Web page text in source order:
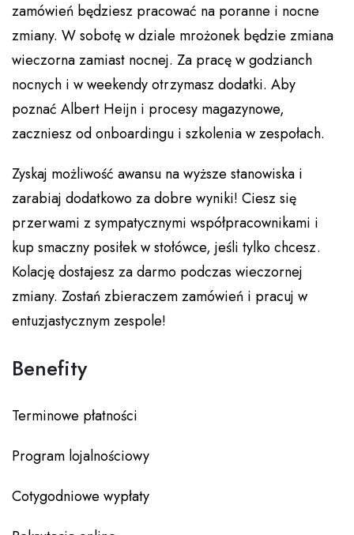
zamówień będziesz pracować na poranne i nocne
zmiany. W sobotę w dziale mrożonek będzie zmiana
wieczorna zamiast nocnej. Za pracę w godzianch
nocnych i w weekendy otrzymasz dodatki. Aby
poznać Albert Heijn i procesy magazynowe,
zaczniesz od onboardingu i szkolenia w zespołach.
Zyskaj możliwość awansu na wyższe stanowiska i
zarabiaj dodatkowo za dobre wyniki! Ciesz się
przerwami z sympatycznymi współpracownikami i
kup smaczny posiłek w stołówce, jeśli tylko chcesz.
Kolację dostajesz za darmo podczas wieczornej
zmiany. Zostań zbieraczem zamówień i pracuj w
entuzjastycznym zespole!
Benefity
Terminowe płatności
Program lojalnościowy
Cotygodniowe wypłaty